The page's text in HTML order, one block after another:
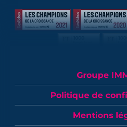
Groupe
Politique de
Mentions